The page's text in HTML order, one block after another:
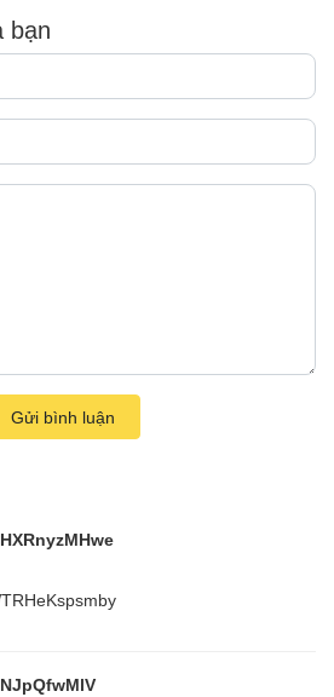
bạn
Gửi bình luận